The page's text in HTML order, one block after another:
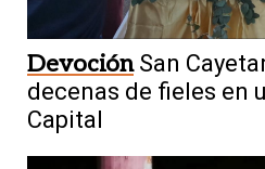
Devoción San
decenas de fieles en
Capital